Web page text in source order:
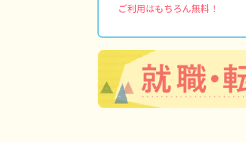
ご利用はもちろん無料！